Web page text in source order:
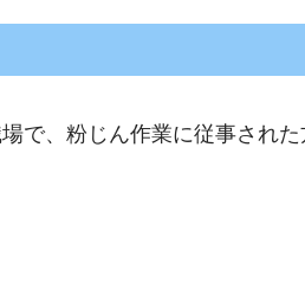
で、粉じん作業に従事された